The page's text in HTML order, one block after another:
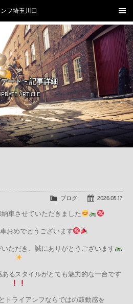
フ埼玉川口
TRIUMPH OFFICIAL SITE
LINE FacebookInstagram
X
ート - 記事詳細
ARTICLE
2026.05.17
ブログ
車させていただきました
おめでとうございます
ただき、誠にありがとうございます
るスタイルがとても魅力的な一台です
トライアンフならではの鼓動感を